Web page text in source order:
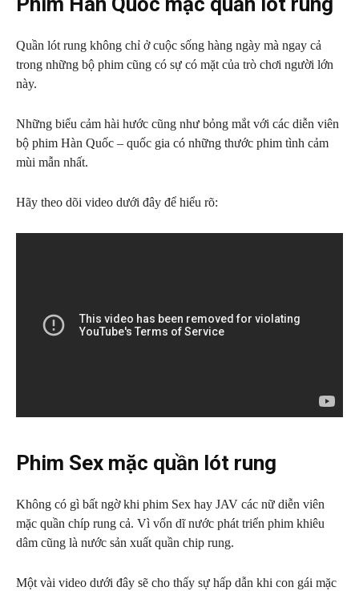
Quần lót rung không chỉ ở cuộc sống hàng ngày mà ngay cả
trong những bộ phim cũng có sự có mặt của trò chơi người lớn
này.
Những biểu cảm hài hước cũng như bỏng mắt với các diễn viên
bộ phim Hàn Quốc – quốc gia có những thước phim tình cảm
mùi mẫn nhất.
Hãy theo dõi video dưới đây để hiểu rõ:
Phim Sex mặc quần lót rung
Không có gì bất ngờ khi phim Sex hay JAV các nữ diễn viên
mặc quần chíp rung cả. Vì vốn dĩ nước phát triển phim khiêu
dâm cũng là nước sản xuất quần chip rung.
Một vài video dưới đây sẽ cho thấy sự hấp dẫn khi con gái mặc